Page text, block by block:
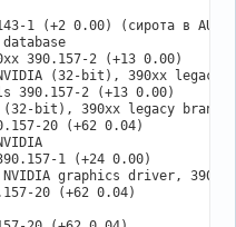
1 (+2 0.00) (сирота в AUR)
390.157-2 (+13 0.00)
(32-bit), 390xx legacy
390.157-2 (+13 0.00)
bit), 390xx legacy branch
20 (+62 0.04)
1 (+24 0.00)
graphics driver, 390xx
20 (+62 0.04)